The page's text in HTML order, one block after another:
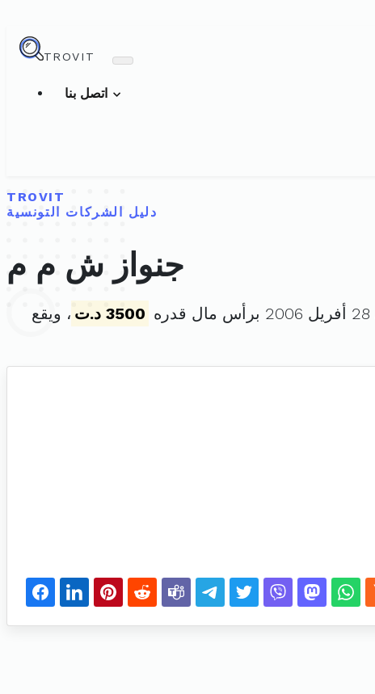
TROVIT
TROVIT
دليل الشركات التونسية
جنواز ش م م
3500 د.ت
، ويقع